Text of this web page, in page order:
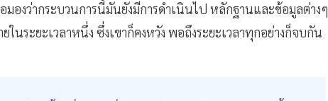
มองว่ากระบวนการนี้มันยังมีการดําเนินไป หลักฐานและข้อมูลต่างๆ
นระยะเวลาหนึ่ง ซึ่งเขาก็คงหวัง พอถึงระยะเวลาทุกอย่างก็จบกัน